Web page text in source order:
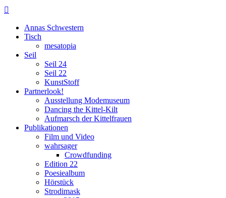

Annas Schwestern
Tisch
mesatopia
Seil
Seil 24
Seil 22
KunstStoff
Partnerlook!
Ausstellung Modemuseum
Dancing the Kittel-Kilt
Aufmarsch der Kittelfrauen
Publikationen
Film und Video
wahrsager
Crowdfunding
Edition 22
Poesiealbum
Hörstück
Strodimask